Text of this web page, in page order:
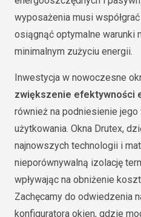
wyposażenia musi
osiągnąć optymalne warunki
minimalnym zużyciu energii.
Inwestycja w nowoczesne
zwiększenie efektywności
również na podniesienie
użytkowania. Okna Drutex,
najnowszych technologii i
nieporównywalną izolację
wpływając na obniżenie
Zachęcamy do odwiedzenia
konfiguratora okien, gdzie